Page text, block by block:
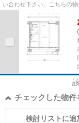
い合わせ下さい。こちらの
件は駅まで徒歩で12分で到着
チェックした物件
検討リストに追